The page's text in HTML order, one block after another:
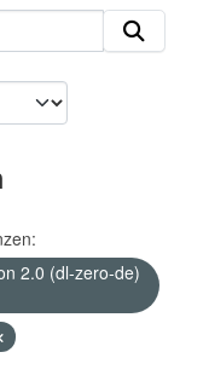
2.0 (dl-zero-de)